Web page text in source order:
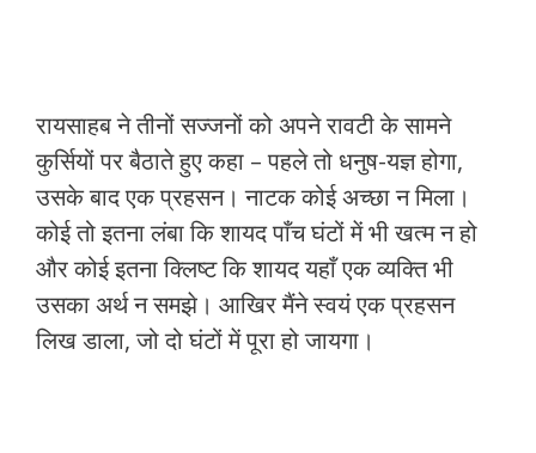
रायसाहब ने तीनों सज्जनों को अपने रावटी के सामने
कुर्सियों पर बैठाते हुए कहा – पहले तो धनुष-यज्ञ होगा,
उसके बाद एक प्रहसन। नाटक कोई अच्छा न मिला।
कोई तो इतना लंबा कि शायद पाँच घंटों में भी खत्म न हो
और कोई इतना क्लिष्ट कि शायद यहाँ एक व्यक्ति भी
उसका अर्थ न समझे। आखिर मैंने स्वयं एक प्रहसन
लिख डाला, जो दो घंटों में पूरा हो जायगा।